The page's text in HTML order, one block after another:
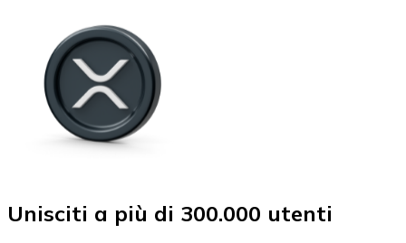
Unisciti a più di 300.000 utenti